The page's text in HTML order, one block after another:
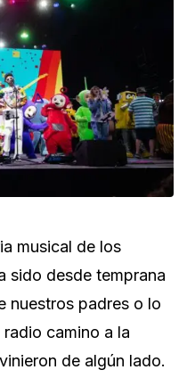
musical de los
sido desde temprana
nuestros padres o lo
camino a la
de algún lado.